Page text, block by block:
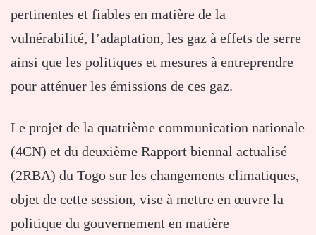
pertinentes et fiables en matière de la
vulnérabilité, l’adaptation, les gaz à effets de serre
ainsi que les politiques et mesures à entreprendre
pour atténuer les émissions de ces gaz.
Le projet de la quatrième communication nationale
(4CN) et du deuxième Rapport biennal actualisé
(2RBA) du Togo sur les changements climatiques,
objet de cette session, vise à mettre en œuvre la
politique du gouvernement en matière